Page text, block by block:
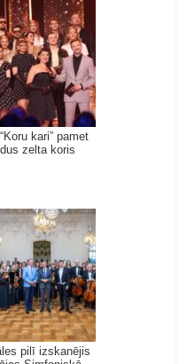
kari” pamet
zelta koris
pilī izskanējis